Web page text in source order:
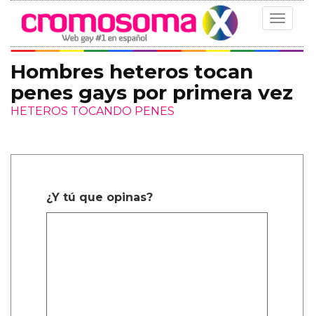
Toggle
Hombres heteros tocan
penes gays por primera vez
HETEROS TOCANDO PENES
¿Y tú que opinas?